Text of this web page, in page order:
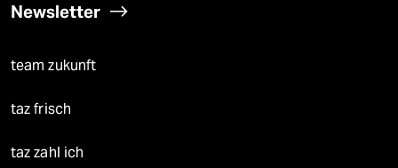
Newsletter
team zukunft
taz frisch
taz zahl ich